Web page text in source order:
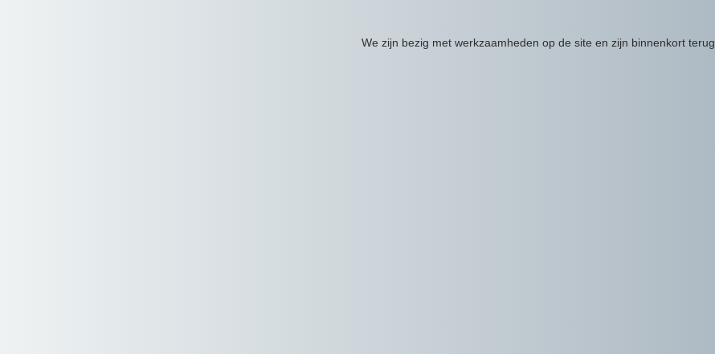
We zijn bezig met werkzaamheden op de site en zijn binnenkort terug.